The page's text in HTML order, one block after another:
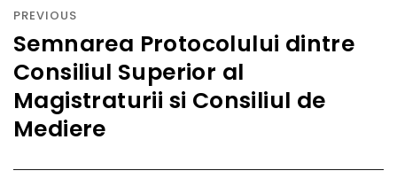
în
articole
PREVIOUS
Previous
post:
Semnarea Protocolului dintre
Consiliul Superior al
Magistraturii si Consiliul de
Mediere